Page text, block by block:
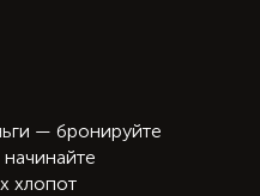
— бронируйте
хлопот